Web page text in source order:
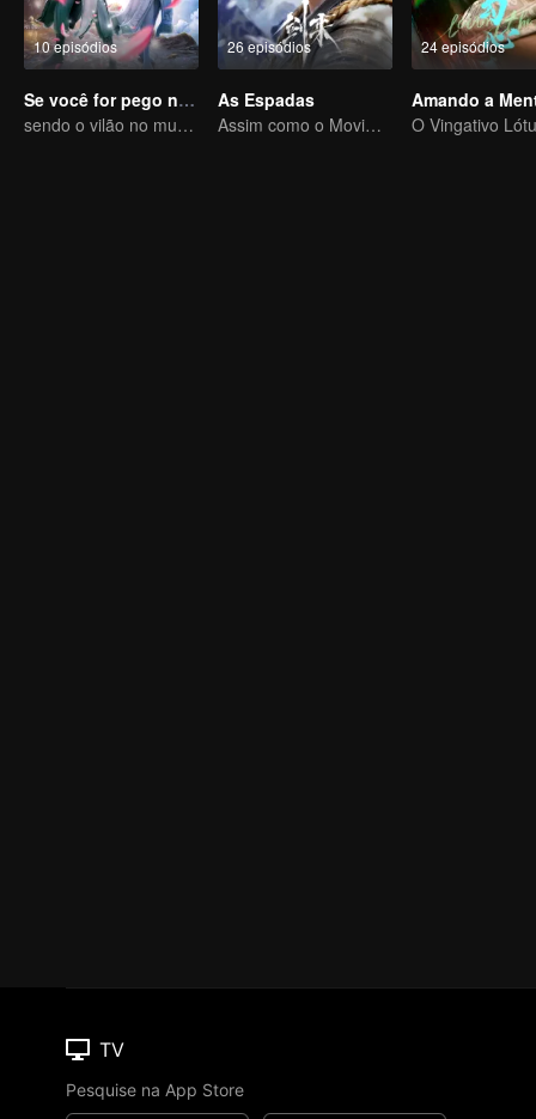
10 episódios
Se você for pego no livro
sendo o vilão no mundo do livro
26 episódios
As Espadas
Assim como o Movimento Celestial é Sempre Vigoroso, um Cavalheiro Deve Se Esforçar Incessantemente
24 episódios
Amando a
TV
Pesquise na App Store